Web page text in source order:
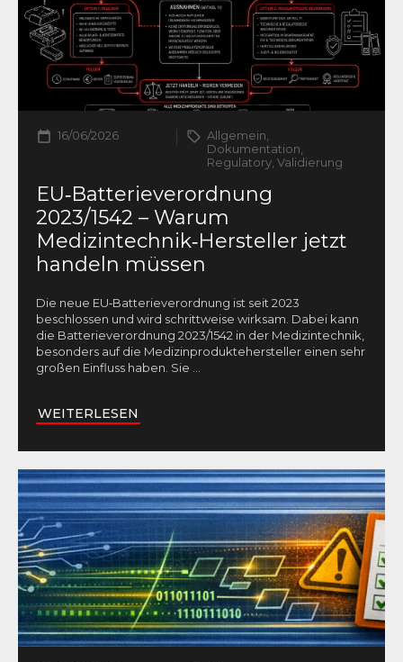
16/06/2026
Allgemein,
Dokumentation,
Regulatory, Validierung
EU‑Batterieverordnung
2023/1542 – Warum
Medizintechnik‑Hersteller jetzt
handeln müssen
Die neue EU‑Batterieverordnung ist seit 2023
beschlossen und wird schrittweise wirksam. Dabei kann
die Batterieverordnung 2023/1542 in der Medizintechnik,
besonders auf die Medizinproduktehersteller einen sehr
großen Einfluss haben. Sie
WEITERLESEN